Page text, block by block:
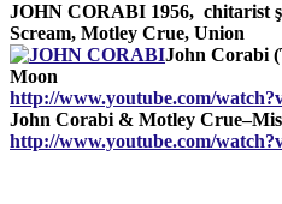
JOHN CORABI 1956, chitarist
Scream, Motley Crue, Union
John Corabi
Moon
http://www.youtube.com/
John Corabi & Motley
http://www.youtube.com/